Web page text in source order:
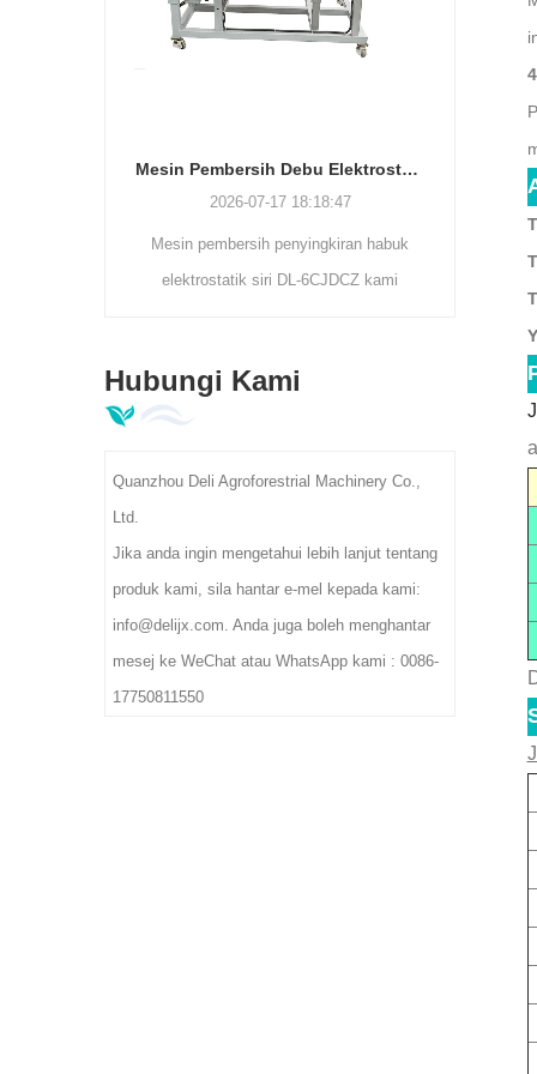
penggelek
2026-07-11 17:33:24
Hubungi Kami
Quanzhou Deli Agroforestrial Machinery Co.,
Ltd.
Jika anda ingin mengetahui lebih lanjut tentang
produk kami, sila hantar e-mel kepada kami:
info@delijx.com. Anda juga boleh menghantar
mesej ke WeChat atau WhatsApp kami : 0086-
17750811550